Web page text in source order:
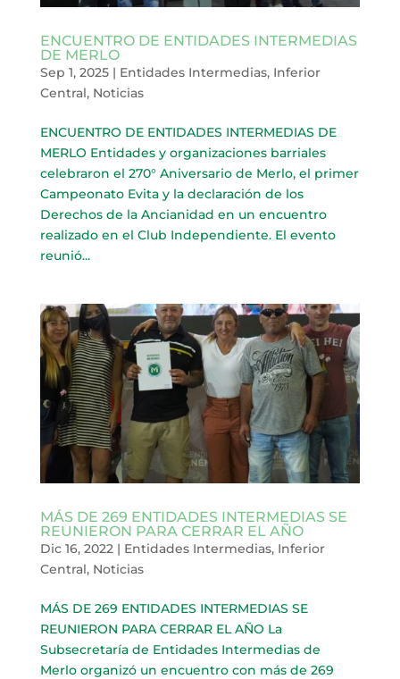
ENCUENTRO DE ENTIDADES INTERMEDIAS
DE MERLO
Sep 1, 2025| Entidades Intermedias, Inferior
Central, Noticias
ENCUENTRO DE ENTIDADES INTERMEDIAS DE
MERLO Entidades y organizaciones barriales
celebraron el 270° Aniversario de Merlo, el primer
Campeonato Evita y la declaración de los
Derechos de la Ancianidad en un encuentro
realizado en el Club Independiente. El evento
reunió...
MÁS DE 269 ENTIDADES INTERMEDIAS SE
REUNIERON PARA CERRAR EL AÑO
Dic 16, 2022| Entidades Intermedias, Inferior
Central, Noticias
MÁS DE 269 ENTIDADES INTERMEDIAS SE
REUNIERON PARA CERRAR EL AÑO La
Subsecretaría de Entidades Intermedias de
Merlo organizó un encuentro con más de 269